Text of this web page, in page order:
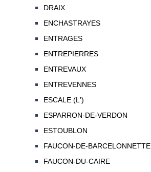
DRAIX
ENCHASTRAYES
ENTRAGES
ENTREPIERRES
ENTREVAUX
ENTREVENNES
ESCALE (L')
ESPARRON-DE-VERDON
ESTOUBLON
FAUCON-DE-BARCELONNETTE
FAUCON-DU-CAIRE